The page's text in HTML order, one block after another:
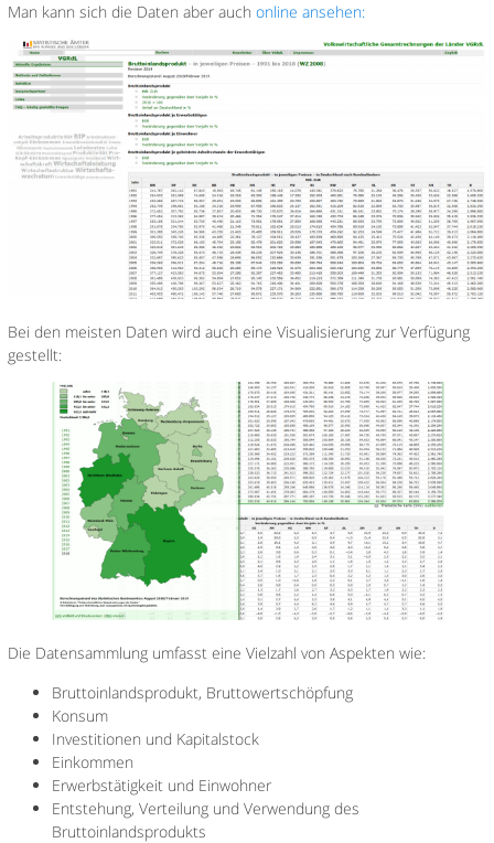
Man kann sich die Daten aber auchonline ansehen:
Bei den meisten Daten wird auch eine Visualisierung zur Verfügung
gestellt:
Die Datensammlung umfasst eine Vielzahl von Aspekten wie:
Bruttoinlandsprodukt, Bruttowertschöpfung
Konsum
Investitionen und Kapitalstock
Einkommen
Erwerbstätigkeit und Einwohner
Entstehung, Verteilung und Verwendung des
Bruttoinlandsprodukts